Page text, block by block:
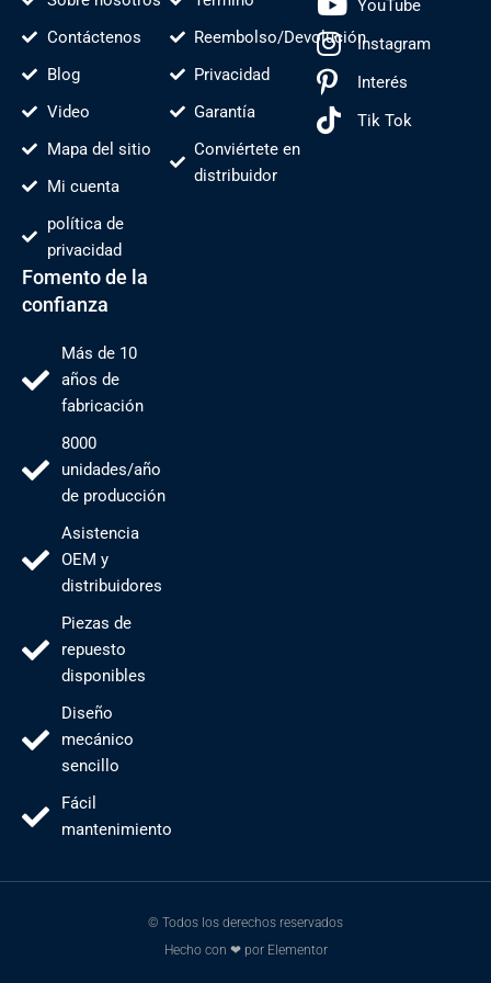
Contáctenos
Blog
Video
Mapa del sitio
Mi cuenta
política de
privacidad
Reembolso/Devolución
Privacidad
Garantía
Conviértete en
distribuidor
YouTube
Instagram
Interés
Tik Tok
Fomento de la
confianza
Más de 10
años de
fabricación
8000
unidades/año
de producción
Asistencia
OEM y
distribuidores
Piezas de
repuesto
disponibles
Diseño
mecánico
sencillo
Fácil
mantenimiento
© Todos los derechos reservados
Hecho con ❤ por Elementor